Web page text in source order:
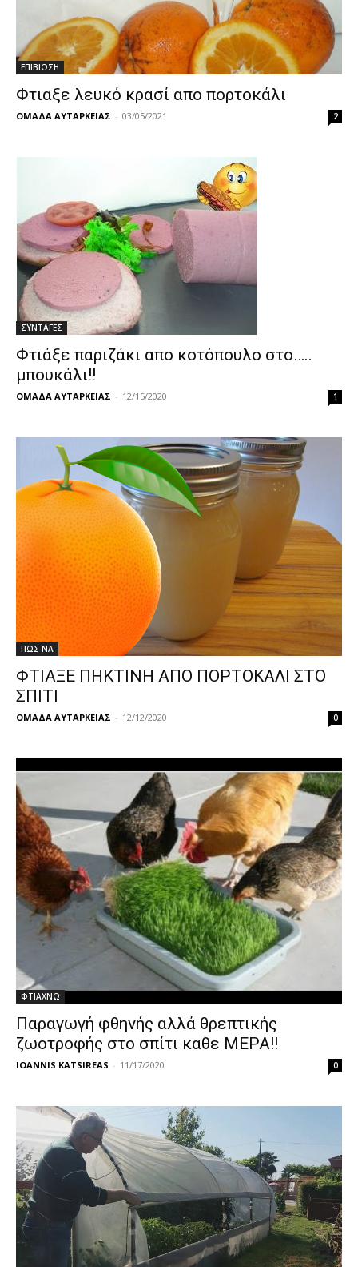
ΕΠΙΒΙΩΣΗ
Φτιαξε λευκό κρασί απο πορτοκάλι
ΟΜΑΔΑ ΑΥΤΑΡΚΕΙΑΣ - 03/05/2021 2
ΣΥΝΤΑΓΕΣ
Φτιάξε παριζάκι απο κοτόπουλο στο…..
μπουκάλι!!
ΟΜΑΔΑ ΑΥΤΑΡΚΕΙΑΣ - 12/15/2020 1
ΠΩΣ ΝΑ
ΦΤΙΑΞΕ ΠΗΚΤΙΝΗ ΑΠΟ ΠΟΡΤΟΚΑΛΙ ΣΤΟ
ΣΠΙΤΙ
ΟΜΑΔΑ ΑΥΤΑΡΚΕΙΑΣ - 12/12/2020 0
ΦΤΙΑΧΝΩ
Παραγωγή φθηνής αλλά θρεπτικής
ζωοτροφής στο σπίτι καθε ΜΕΡΑ!!
IOANNIS KATSIREAS - 11/17/2020 0